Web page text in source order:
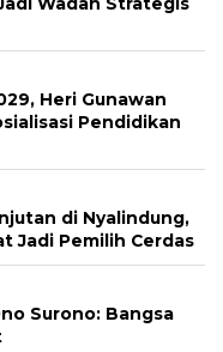
Heri Gunawan
Pendidikan
di Nyalindung,
Jadi Pemilih Cerdas
Surono: Bangsa